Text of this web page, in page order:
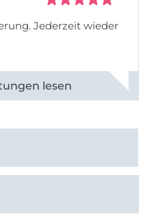
Jederzeit wieder
ansehen